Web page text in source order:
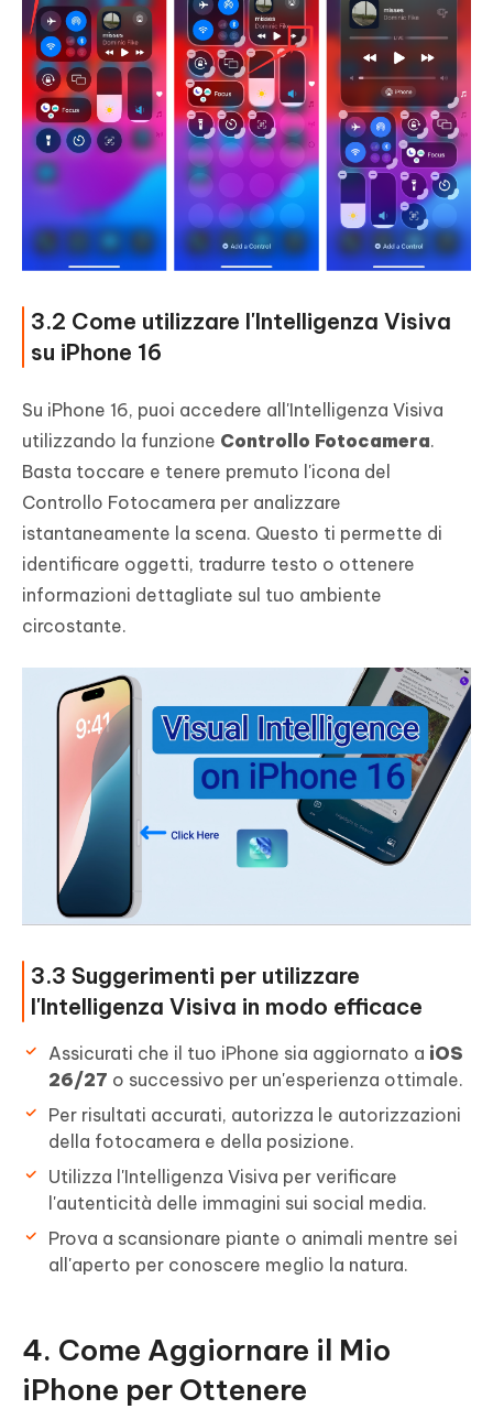
3.2 Come utilizzare l'Intelligenza Visiva
su iPhone 16
Su iPhone 16, puoi accedere all'Intelligenza Visiva
utilizzando la funzione Controllo Fotocamera.
Basta toccare e tenere premuto l'icona del
Controllo Fotocamera per analizzare
istantaneamente la scena. Questo ti permette di
identificare oggetti, tradurre testo o ottenere
informazioni dettagliate sul tuo ambiente
circostante.
3.3 Suggerimenti per utilizzare
l'Intelligenza Visiva in modo efficace
Assicurati che il tuo iPhone sia aggiornato a iOS
26/27 o successivo per un'esperienza ottimale.
Per risultati accurati, autorizza le autorizzazioni
della fotocamera e della posizione.
Utilizza l'Intelligenza Visiva per verificare
l'autenticità delle immagini sui social media.
Prova a scansionare piante o animali mentre sei
all'aperto per conoscere meglio la natura.
4. Come Aggiornare il Mio
iPhone per Ottenere